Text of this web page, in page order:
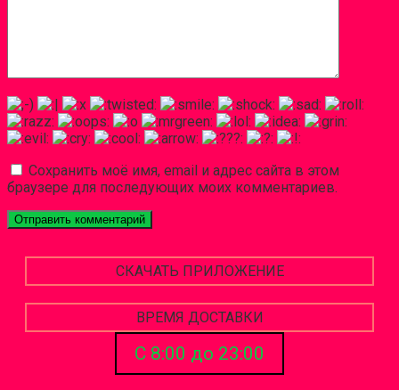
Сохранить моё имя, email и адрес сайта в этом
браузере для последующих моих комментариев.
СКАЧАТЬ ПРИЛОЖЕНИЕ
ВРЕМЯ ДОСТАВКИ
С 8:00 до 23:00